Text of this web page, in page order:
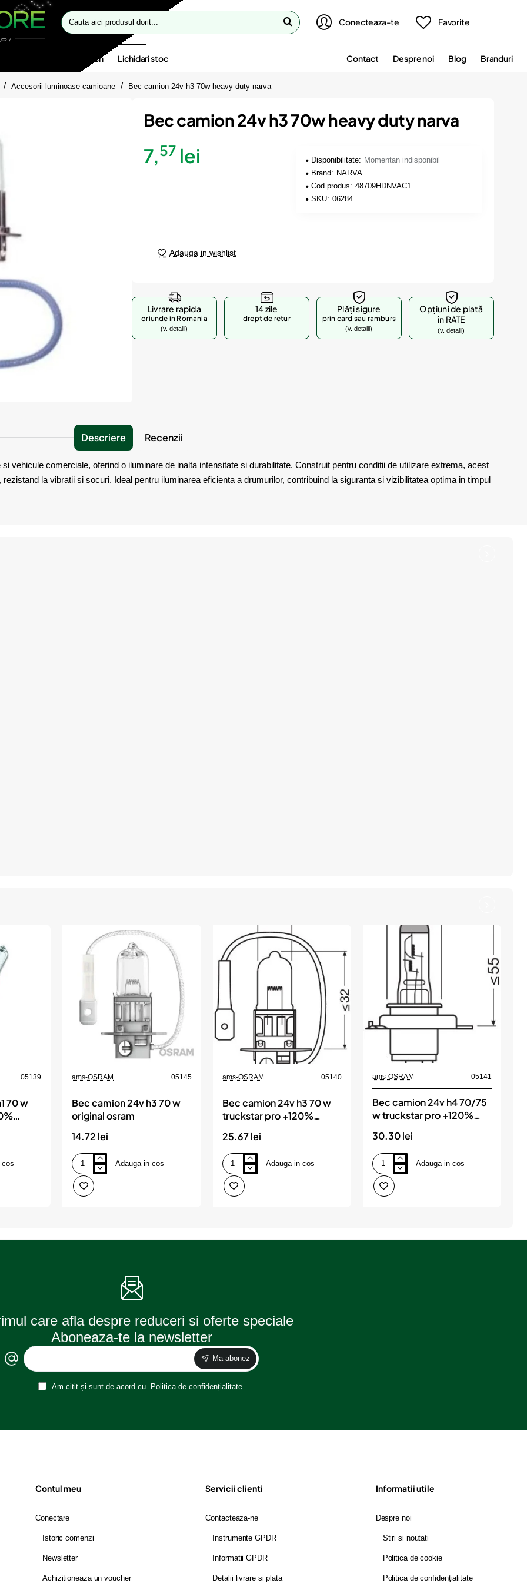
Cauta
aici
Conecteaza-te Favorite
Oferte flash Lichidari stoc Contact Despre noi Blog Branduri
Accesorii luminoase camioane Bec camion 24v h3 70w heavy duty narva
Bec camion 24v h3 70w heavy duty narva
7,57 lei Disponibilitate: Momentan indisponibil
Brand: NARVA
Cod produs: 48709HDNVAC1
SKU: 06284
Adauga in wishlist
Livrare rapida
oriunde in Romania
(v. detalii)
14 zile
drept de retur
Plăți sigure
prin card sau ramburs
(v. detalii)
Opțiuni de plată
în RATE
(v. detalii)
Descriere Recenzii
vehicule comerciale, oferind o iluminare de inalta intensitate si durabilitate. Construit pentru conditii de utilizare extrema, acest
la vibratii si socuri. Ideal pentru iluminarea eficienta a drumurilor, contribuind la siguranta si vizibilitatea optima in timpul
05139
70 w
cos
ams-OSRAM 05145
Bec camion 24v h3 70 w
original osram
14.72 lei
Bec
camion
24v
h3
Adauga in cos
ams-OSRAM 05140
Bec camion 24v h3 70 w
truckstar pro +120%
25.67 lei
Bec
camion
24v
h3
+120%
Adauga in cos
ams-OSRAM 05141
Bec camion 24v h4 70/75
w truckstar pro +120%
30.30 lei
Bec
camion
24v
h4
+120%
Adauga in cos
care afla despre reduceri si oferte speciale
Aboneaza-te la newsletter
Ma abonez
Am citit și sunt de acord cu Politica de confidențialitate
Contul meu
Conectare
Istoric comenzi
Newsletter
Achizitioneaza un voucher
Servicii clienti
Contacteaza-ne
Instrumente GPDR
Informatii GPDR
Detalii livrare si plata
Informatii utile
Despre noi
Stiri si noutati
Politica de cookie
Politica de confidențialitate